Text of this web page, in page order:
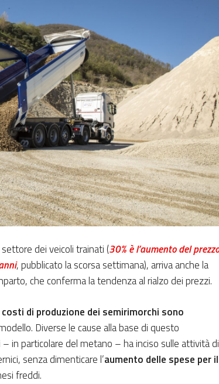
dei veicoli trainati (30% è l’aumento del prezzo
, pubblicato la scorsa settimana), arriva anche la
che conferma la tendenza al rialzo dei prezzi.
costi di produzione dei semirimorchi sono
Diverse le cause alla base di questo
– in particolare del metano – ha inciso sulle attività di
senza dimenticare l’aumento delle spese per il
freddi.